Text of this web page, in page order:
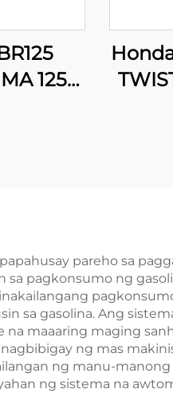
125
pareho sa
sa pagkonsumo ng
sa gasolina. Ang
maaaring maging
ng mas
ng manu-manong
ng sistema na